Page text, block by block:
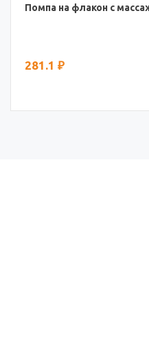
Помпа на флакон с
281.1 ₽